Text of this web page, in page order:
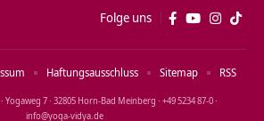
Folge uns
Yogaweg 7 · 32805 Horn‑Bad Meinberg · +49 5234 87‑0 ·
info@yoga‑vidya.de
Haftungsausschluss Sitemap RSS